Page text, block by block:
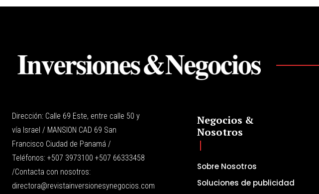
Dirección: Calle 69 Este, entre calle 50 y
vía Israel / MANSION CAD 69 San
Francisco Ciudad de Panamá /
Teléfonos: +507 3973100 +507 66333458
/Contacta con nosotros:
directora@revistainversionesynegocios.com
Negocios &
Nosotros
Sobre Nosotros
Soluciones de publicidad